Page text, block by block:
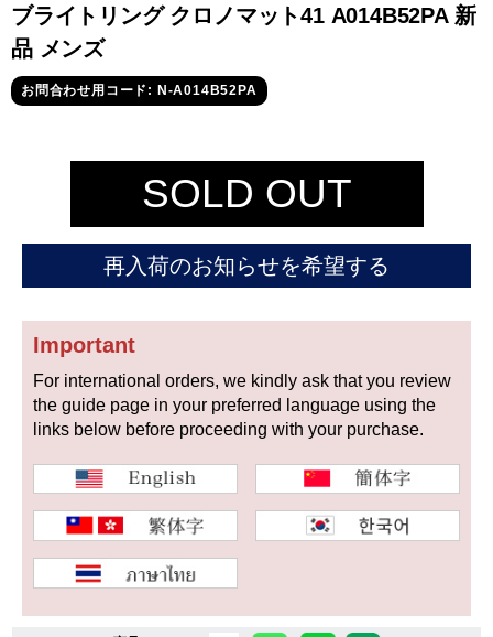
グランド
セイコー
ヴァシュロン
コンスタンタン
チューダー パネライ
商品の状態から探す
中古品 アンティーク品
WEB限定品
ブライトリング クロノマット41 A014B52PA 新
品 メンズ
お問合わせ用コード: N-A014B52PA
SOLD OUT
再入荷のお知らせを希望する
Important
For international orders, we kindly ask that you review
the guide page in your preferred language using the
links below before proceeding with your purchase.